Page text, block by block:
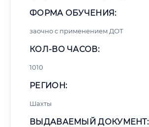
ФОРМА ОБУЧЕНИЯ:
заочно с применением ДОТ
КОЛ-ВО ЧАСОВ:
1010
РЕГИОН:
Шахты
ВЫДАВАЕМЫЙ ДОКУМЕНТ: